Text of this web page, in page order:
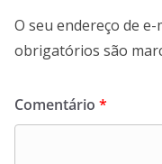
O seu endereço de
obrigatórios são
Comentário *